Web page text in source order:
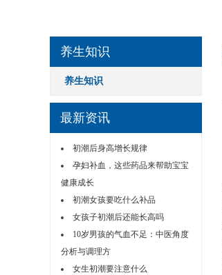
养生知识
养生知识
最新资讯
初潮后身高增长规律
孕妇补血，这些药品来帮助宝宝
健康成长
初潮女孩要吃什么补品
女孩子初潮后还能长高吗
10岁男孩的气血不足：中医角度
分析与调理方
女生初潮要注意什么